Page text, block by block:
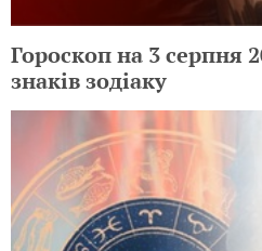
Гороскоп на 3 серпня
знаків зодіаку